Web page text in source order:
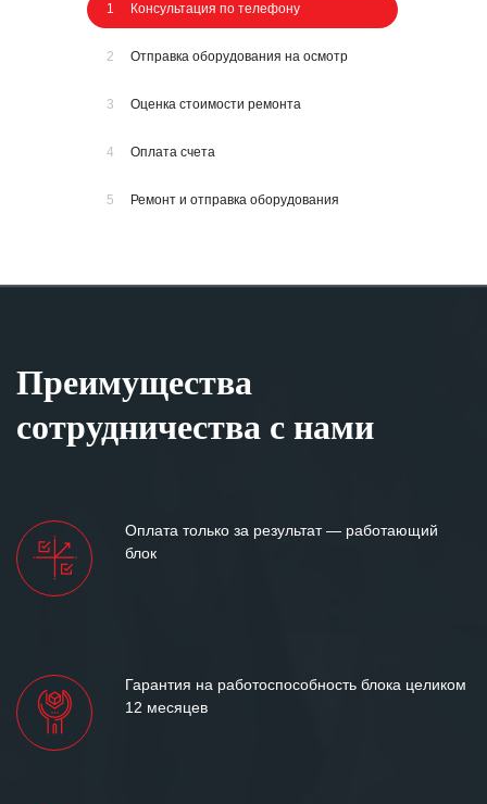
1 Консультация по телефону
2 Отправка оборудования на осмотр
3 Оценка стоимости ремонта
4 Оплата счета
5 Ремонт и отправка оборудования
Преимущества
сотрудничества с нами
Оплата только за результат — работающий
блок
Гарантия на работоспособность блока целиком
12 месяцев